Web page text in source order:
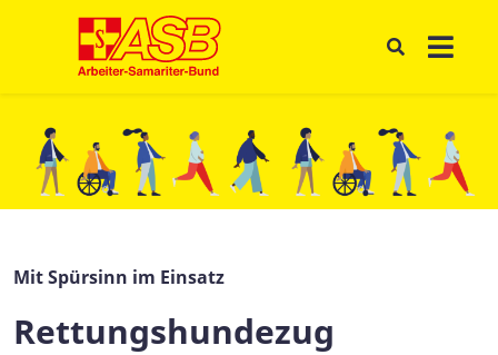
Mit Spürsinn im Einsatz
Rettungshundezug